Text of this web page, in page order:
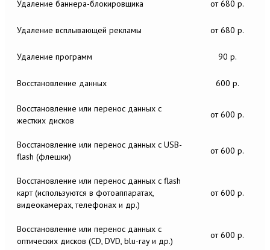
Удаление баннера-блокировщика от 680 р.
Удаление всплывающей рекламы от 680 р.
Удаление программ 90 р.
Восстановление данных 600 р.
Восстановление или перенос данных c
жестких дисков
от 600 р.
Восстановление или перенос данных c USB-
flash (флешки)
от 600 р.
Восстановление или перенос данных c flash
карт (используются в фотоаппаратах,
видеокамерах, телефонах и др.)
от 600 р.
Восстановление или перенос данных c
оптических дисков (CD, DVD, blu-ray и др.)
от 600 р.